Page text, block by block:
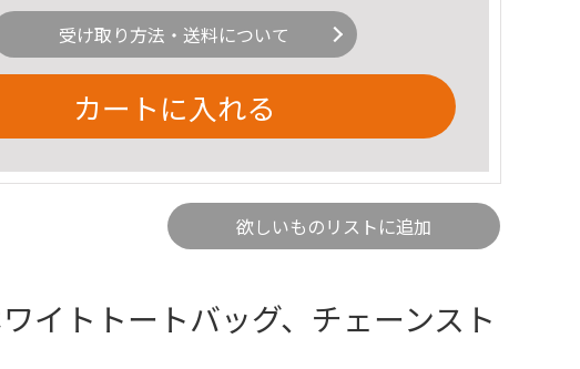
受け取り方法・送料について
カートに入れる
欲しいものリストに追加
イトトートバッグ、チェーンスト